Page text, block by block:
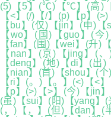
(5)【5】(℃)【℃】(高)
【<】(/)【/】(p)【p】
【bu】(仅)【jin】(申)
【wo】(国)【guo】(
【fan】(围)【wei】(升)
【nan】(京)【jing】(
【deng】(地)【di】(出
【nian】(首)【shou】(
【ri】(。)【。】(<)【<
【p】(>)【>】(今)【jin
(虽)【sui】(阳)【yang】(
(，)【，】(但)【dan】(